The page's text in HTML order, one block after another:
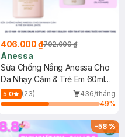
406.000 ₫702.000 ₫
Anessa
Sữa Chống Nắng Anessa Cho
Da Nhạy Cảm & Trẻ Em 60ml
(Mới)
5.0 (23)
436/tháng
49%
-58%